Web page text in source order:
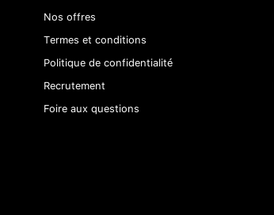
Nos offres
Termes et conditions
Politique de confidentialité
Recrutement
Foire aux questions